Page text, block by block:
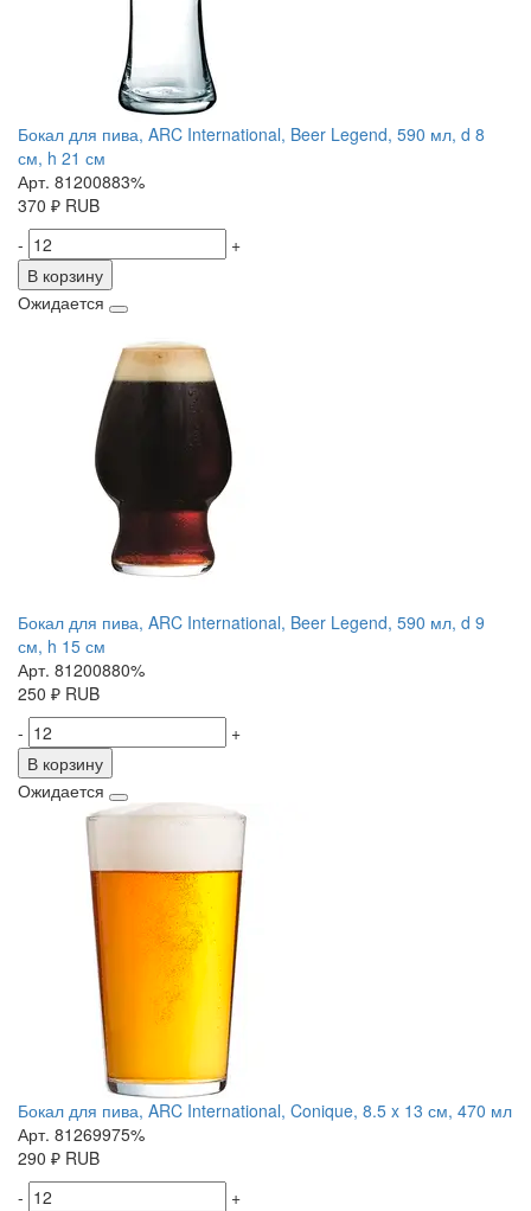
Бокал для пива, ARC International, Beer Legend, 590 мл, d 8
см, h 21 см
Арт. 81200883%
370 ₽ RUB
-
+
В корзину
Ожидается
Бокал для пива, ARC International, Beer Legend, 590 мл, d 9
см, h 15 см
Арт. 81200880%
250 ₽ RUB
-
+
В корзину
Ожидается
Бокал для пива, ARC International, Conique, 8.5 x 13 см, 470 мл
Арт. 81269975%
290 ₽ RUB
-
+